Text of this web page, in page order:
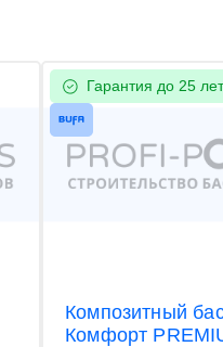
Гарантия до 25 лет
Композитный
Комфорт